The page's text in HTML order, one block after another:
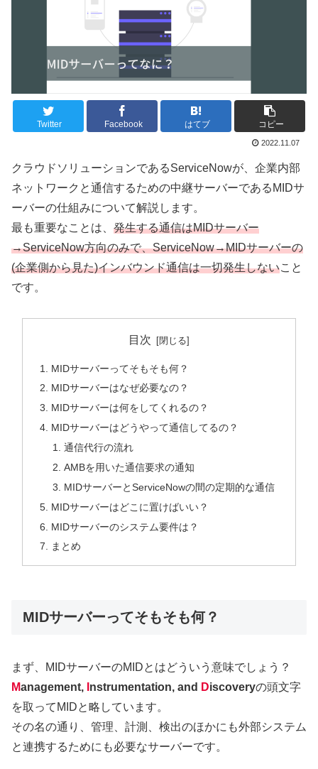
Twitter Facebook はてブ コピー
2022.11.07
クラウドソリューションであるServiceNowが、企業内部
ネットワークと通信するための中継サーバーであるMIDサ
ーバーの仕組みについて解説します。
最も重要なことは、 発生する通信はMIDサーバー
→ServiceNow方向のみで、ServiceNow→MIDサーバーの
(企業側から見た)インバウンド通信は一切発生しないこと
です。
目次
MIDサーバーってそもそも何？
MIDサーバーはなぜ必要なの？
MIDサーバーは何をしてくれるの？
MIDサーバーはどうやって通信してるの？
通信代行の流れ
AMBを用いた通信要求の通知
MIDサーバーとServiceNowの間の定期的な通信
MIDサーバーはどこに置けばいい？
MIDサーバーのシステム要件は？
まとめ
MIDサーバーってそもそも何？
まず、MIDサーバーのMIDとはどういう意味でしょう？
Management, nstrumentation, and Discoveryの頭文字
を取ってMIDと略しています。
その名の通り、管理、計測、検出のほかにも外部システム
と連携するためにも必要なサーバーです。